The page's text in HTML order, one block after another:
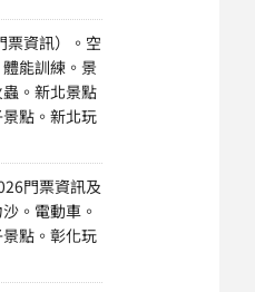
票資訊）。空
能訓練。景
。新北景點
點。新北玩
門票資訊及
。電動車。
點。彰化玩